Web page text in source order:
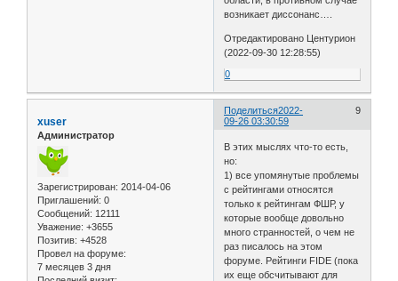
возникает диссонанс….
Отредактировано Центурион
(2022-09-30 12:28:55)
0
Поделиться 9
2022-
09-26 03:30:59
xuser
Администратор
Зарегистрирован: 2014-04-06
Приглашений: 0
Сообщений: 12111
Уважение: +3655
Позитив: +4528
Провел на форуме:
7 месяцев 3 дня
В этих мыслях что-то есть,
но:
1) все упомянутые проблемы
с рейтингами относятся
только к рейтингам ФШР, у
которые вообще довольно
много странностей, о чем не
раз писалось на этом
форуме. Рейтинги FIDE (пока
их еще обсчитывают для